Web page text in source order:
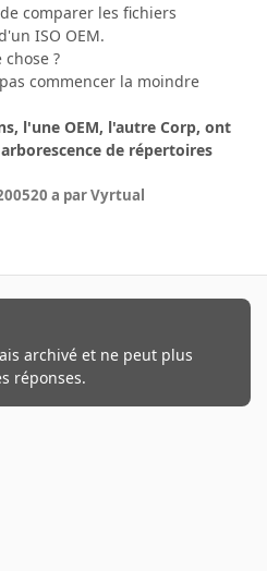
comparer les fichiers
ISO OEM.
?
commencer la moindre
l'une OEM, l'autre Corp, ont
de répertoires
20 a par Vyrtual
archivé et ne peut plus
réponses.